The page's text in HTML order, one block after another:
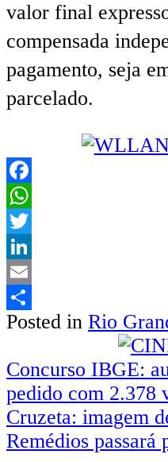
valor final
compensada
pagamento, seja
parcelado.
Facebook
WhatsApp
Twitter
LinkedIn
Email
Share
Posted in Rio
Navegação
de
Post
Concurso IBGE:
pedido com 2.378
Cruzeta: imagem
Remédios passará